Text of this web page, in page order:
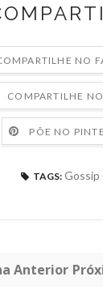
NO
COMPARTILHE
PÕE NO
TAGS: Gossip
Anterior